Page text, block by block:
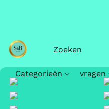
Categorieën vragen